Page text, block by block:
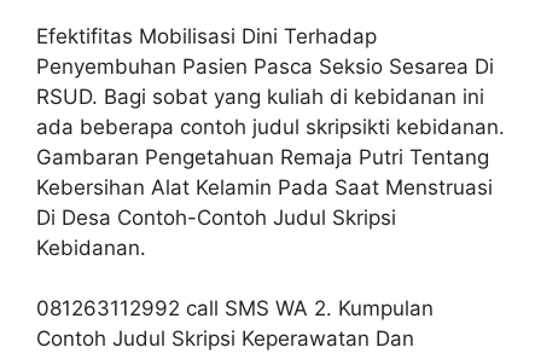
Efektifitas Mobilisasi Dini Terhadap
Penyembuhan Pasien Pasca Seksio Sesarea Di
RSUD. Bagi sobat yang kuliah di kebidanan ini
ada beberapa contoh judul skripsikti kebidanan.
Gambaran Pengetahuan Remaja Putri Tentang
Kebersihan Alat Kelamin Pada Saat Menstruasi
Di Desa Contoh-Contoh Judul Skripsi
Kebidanan.
081263112992 call SMS WA 2. Kumpulan
Contoh Judul Skripsi Keperawatan Dan